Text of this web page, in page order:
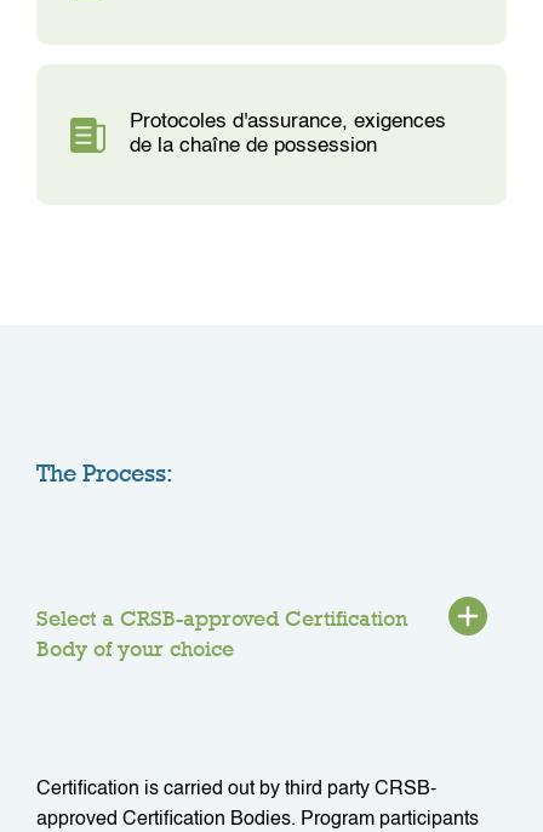
Protocoles d'assurance, exigences
de la chaîne de possession
The Process:
Select a CRSB-approved Certification
Body of your choice
Certification is carried out by third party CRSB-
approved Certification Bodies. Program participants